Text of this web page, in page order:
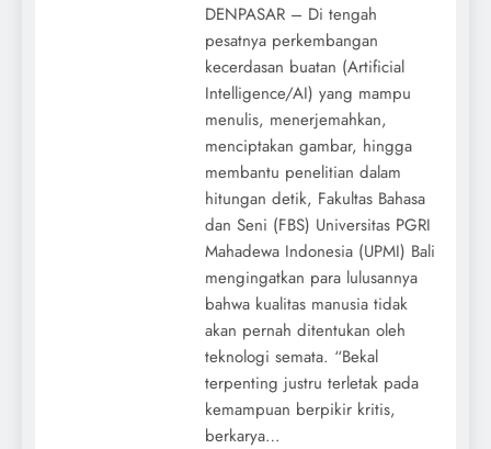
DENPASAR – Di tengah
pesatnya perkembangan
kecerdasan buatan (Artificial
Intelligence/AI) yang mampu
menulis, menerjemahkan,
menciptakan gambar, hingga
membantu penelitian dalam
hitungan detik, Fakultas Bahasa
dan Seni (FBS) Universitas PGRI
Mahadewa Indonesia (UPMI) Bali
mengingatkan para lulusannya
bahwa kualitas manusia tidak
akan pernah ditentukan oleh
teknologi semata. “Bekal
terpenting justru terletak pada
kemampuan berpikir kritis,
berkarya…